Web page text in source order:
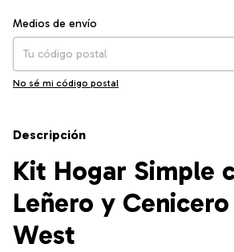
Entregas para el CP:
Medios de envío
No sé mi código postal
Descripción
Kit Hogar Simple
Leñero y
West